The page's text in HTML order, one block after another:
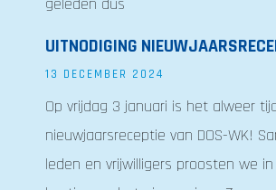
UITNODIGING
13 DECEMBER 2024
Op vrijdag 3 januari is het alweer
nieuwjaarsreceptie van DOS-WK!
leden en vrijwilligers proosten we